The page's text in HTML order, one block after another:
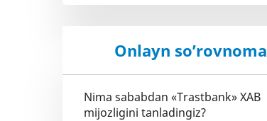
Onlayn so’rovnoma
Nima sababdan «Trastbank» XAB
mijozligini tanladingiz?